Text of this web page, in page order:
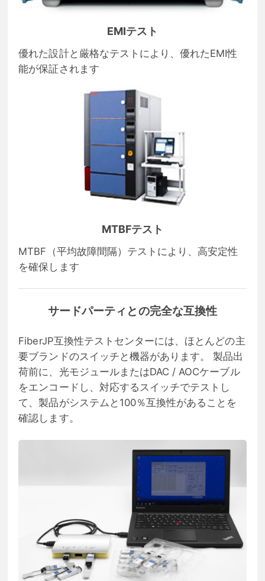
EMIテスト
優れた設計と厳格なテストにより、優れたEMI性
能が保証されます
MTBFテスト
MTBF（平均故障間隔）テストにより、高安定性
を確保します
サードパーティとの完全な互換性
FiberJP互換性テストセンターには、ほとんどの主
要ブランドのスイッチと機器があります。 製品出
荷前に、光モジュールまたはDAC / AOCケーブル
をエンコードし、対応するスイッチでテストし
て、製品がシステムと100％互換性があることを
確認します。